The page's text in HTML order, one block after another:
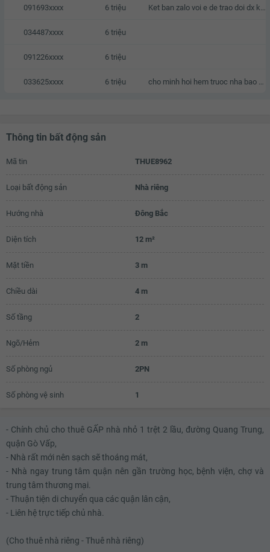
091693xxxx 6 triệu
034487xxxx 6 triệu
091226xxxx 6 triệu
033625xxxx 6 triệu
Thông tin bất động sản
Mã tin THUE8962
Loại bất động sản Nhà riêng
Hướng nhà Đông Bắc
Diện tích 12 m²
Mặt tiền 3 m
Chiều dài 4 m
Số tầng 2
Ngõ/Hẻm 2 m
Số phòng ngủ 2PN
Số phòng vệ sinh 1
- Chính chủ cho thuê GẤP nhà nhỏ 1 trệt 2 lầu, đường Quang Trung,
quận Gò Vấp,
- Nhà rất mới nên sạch sẽ thoáng mát,
- Nhà ngay trung tâm quận nên gần trường học, bệnh viện, chợ và
trung tâm thương mại.
- Thuận tiện di chuyển qua các quận lân cận,
- Liên hệ trực tiếp chủ nhà.
(Cho thuê nhà riêng - Thuê nhà riêng)